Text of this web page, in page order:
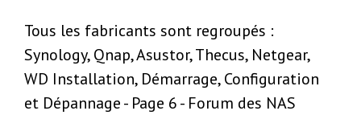
Tous les fabricants sont regroupés :
Synology, Qnap, Asustor, Thecus, Netgear,
WD Installation, Démarrage, Configuration
et Dépannage - Page 6 - Forum des NAS